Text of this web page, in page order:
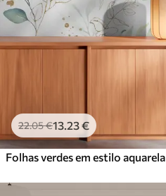
22.05€13 .23€
Folhas verdes em estilo aquarela